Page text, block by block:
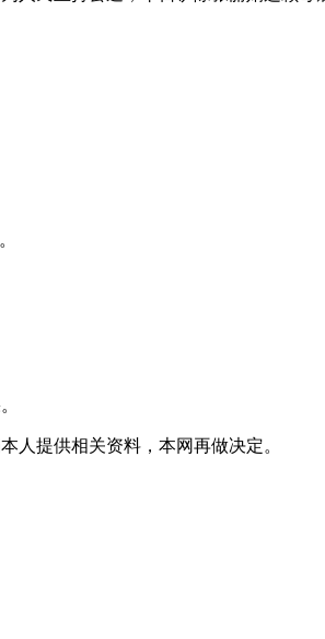
人提供相关资料，本网再做决定。